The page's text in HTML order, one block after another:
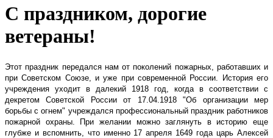
С праздником, дорогие
ветераны!
Этот праздник передался нам от поколений пожарных, работавших и
при Советском Союзе, и уже при современной России. История его
учреждения уходит в далекий 1918 год, когда в соответствии с
декретом Советской России от 17.04.1918 "Об организации мер
борьбы с огнем" учреждался профессиональный праздник работников
пожарной охраны. При желании можно заглянуть в историю еще
глубже и вспомнить, что именно 17 апреля 1649 года царь Алексей